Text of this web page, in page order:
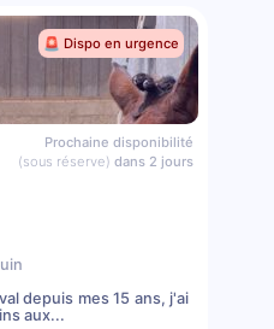
🚨 Dispo en urgence
Prochaine disponibilité
(sous réserve) dans 2 jours
depuis mes 15 ans, j'ai
aux...